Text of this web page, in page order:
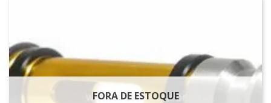
FORA DE ESTOQUE